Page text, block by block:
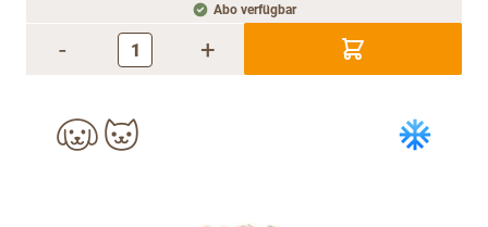
Abo verfügbar
- +